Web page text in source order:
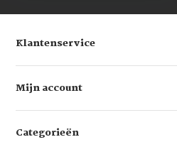
Klantenservice
Mijn account
Categorieën